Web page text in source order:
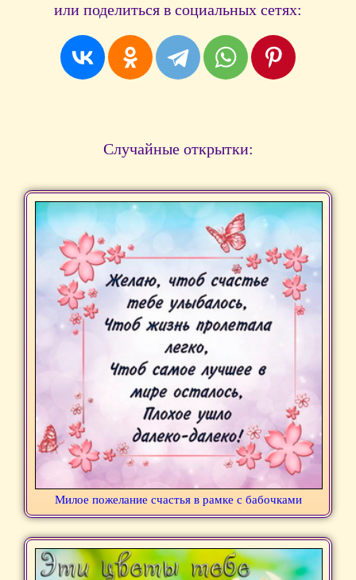
или поделиться в социальных сетях:
Случайные открытки:
Милое пожелание счастья в рамке с бабочками